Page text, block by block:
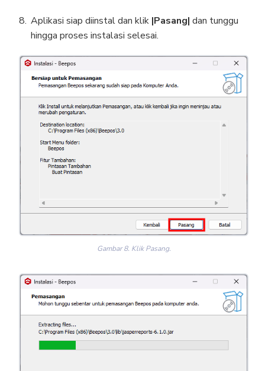
Aplikasi siap diinstal dan klik |Pasang| dan tunggu
hingga proses instalasi selesai.
Gambar 8. Klik Pasang.